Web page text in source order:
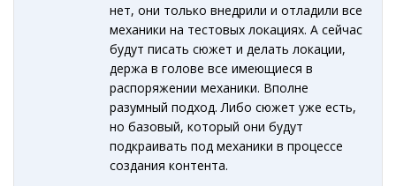
нет, они только внедрили и отладили все
механики на тестовых локациях. А сейчас
будут писать сюжет и делать локации,
держа в голове все имеющиеся в
распоряжении механики. Вполне
разумный подход. Либо сюжет уже есть,
но базовый, который они будут
подкраивать под механики в процессе
создания контента.